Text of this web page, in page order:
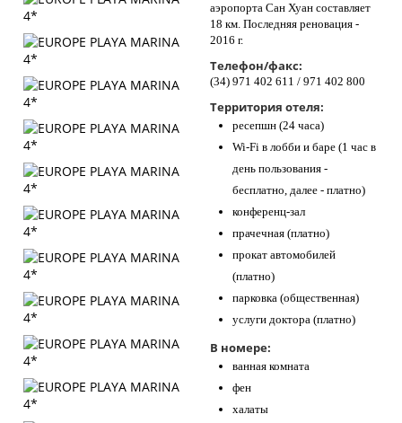
аэропорта Сан Хуан составляет
18 км. Последняя реновация -
2016 г.
Телефон/факс:
(34) 971 402 611 / 971 402 800
Территория отеля:
ресепшн (24 часа)
Wi-Fi в лобби и баре (1 час в
день пользования -
бесплатно, далее - платно)
конференц-зал
прачечная (платно)
прокат автомобилей
(платно)
парковка (общественная)
услуги доктора (платно)
В номере:
ванная комната
фен
халаты